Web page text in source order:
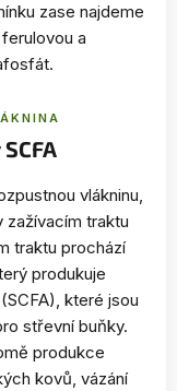
zase najdeme
a
vlákninu,
zažívacím traktu
traktu prochází
produkuje
které jsou
střevní buňky.
produkce
kovů, vázání